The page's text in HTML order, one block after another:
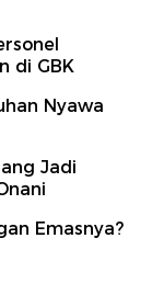
di GBK
Nyawa
Jadi
Emasnya?